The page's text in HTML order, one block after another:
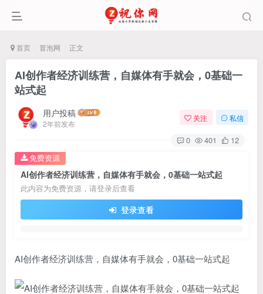
首页 冒泡网 正文
AI创作者经济训练营，自媒体有手就会，0基础一
站式起
用户投稿
2年前发布
关注 私信
0 401 12
AI创作者经济训练营，自媒体有手就会，0基础一站式起
此内容为免费资源，请登录后查看
登录查看
免费资源
AI创作者经济训练营，自媒体有手就会，0基础一站式起